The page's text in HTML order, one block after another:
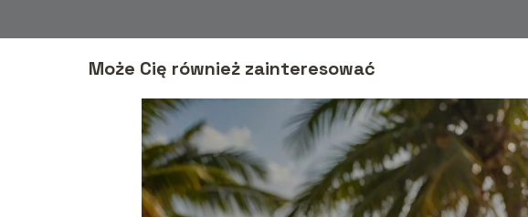
Może Cię również zainteresować